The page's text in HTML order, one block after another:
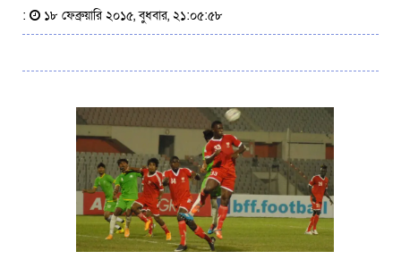
: ১৮ ফেব্রুয়ারি ২০১৫, বুধবার, ২১:০৫:৫৮